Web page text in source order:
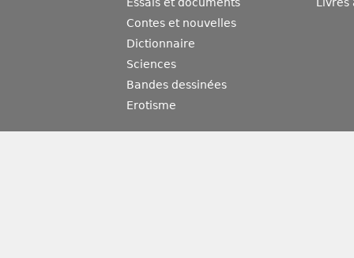
Essais et documents
Contes et nouvelles
Dictionnaire
Sciences
Bandes dessinées
Erotisme
Livres